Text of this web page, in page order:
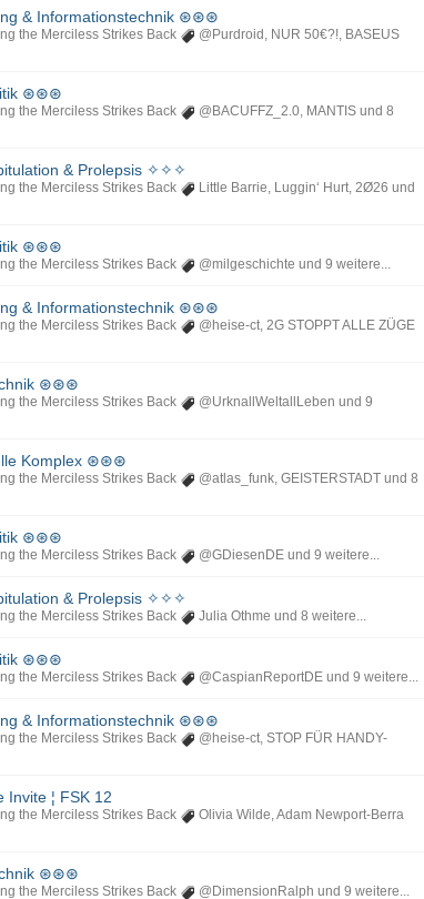
& Informationstechnik ⊛⊛⊛
the Merciless Strikes Back @Purdroid , NUR 50€?!, BASEUS
⊛⊛⊛
the Merciless Strikes Back @BACUFFZ_2.0, MANTIS und 8
& Prolepsis ✧✧✧
the Merciless Strikes Back Little Barrie, Luggin‘ Hurt,2Ø26 und
⊛⊛⊛
the Merciless Strikes Back @milgeschichte und 9 weitere...
& Informationstechnik ⊛⊛⊛
the Merciless Strikes Back @heise-ct,2G STOPPT ALLE ZÜGE
⊛⊛⊛
the Merciless Strikes Back @UrknallWeltallLeben und 9
Komplex ⊛⊛⊛
the Merciless Strikes Back @atlas_funk,GEISTERSTADT und 8
⊛⊛⊛
the Merciless Strikes Back @GDiesenDE und 9 weitere...
& Prolepsis ✧✧✧
the Merciless Strikes Back Julia Othme und 8 weitere...
⊛⊛⊛
the Merciless Strikes Back @CaspianReportDE und 9 weitere...
& Informationstechnik ⊛⊛⊛
the Merciless Strikes Back @heise-ct,STOP FÜR HANDY-
Invite ¦ FSK 12
the Merciless Strikes Back Olivia Wilde,Adam Newport-Berra
⊛⊛⊛
the Merciless Strikes Back @DimensionRalph und 9 weitere...